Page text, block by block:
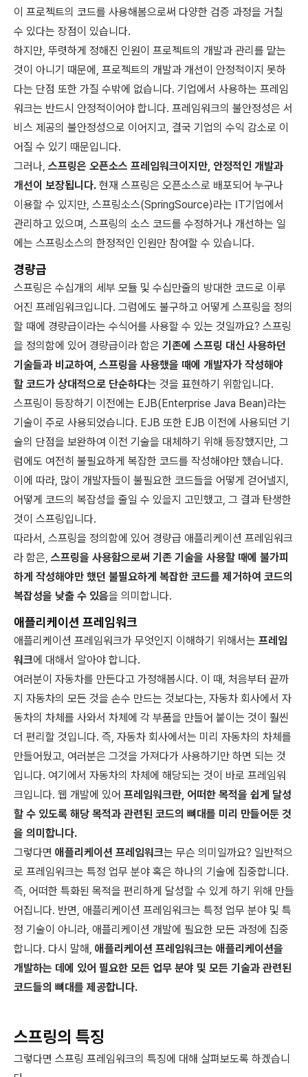
이 프로젝트의 코드를 사용해봄으로써 다양한 검증 과정을 거칠
수 있다는 장점이 있습니다.
하지만, 뚜렷하게 정해진 인원이 프로젝트의 개발과 관리를 맡는
것이 아니기 때문에, 프로젝트의 개발과 개선이 안정적이지 못하
다는 단점 또한 가질 수밖에 없습니다. 기업에서 사용하는 프레임
워크는 반드시 안정적이어야 합니다. 프레임워크의 불안정성은 서
비스 제공의 불안정성으로 이어지고, 결국 기업의 수익 감소로 이
어질 수 있기 때문입니다.
그러나, 스프링은 오픈소스 프레임워크이지만, 안정적인 개발과
개선이 보장됩니다. 현재 스프링은 오픈소스로 배포되어 누구나
이용할 수 있지만, 스프링소스(SpringSource)라는 IT기업에서
관리하고 있으며, 스프링의 소스 코드를 수정하거나 개선하는 일
에는 스프링소스의 한정적인 인원만 참여할 수 있습니다.
경량급
스프링은 수십개의 세부 모듈 및 수십만줄의 방대한 코드로 이루
어진 프레임워크입니다. 그럼에도 불구하고 어떻게 스프링을 정의
할 때에 경량급이라는 수식어를 사용할 수 있는 것일까요? 스프링
을 정의함에 있어 경량급이라 함은 기존에 스프링 대신 사용하던
기술들과 비교하여, 스프링을 사용했을 때에 개발자가 작성해야
할 코드가 상대적으로 단순하다는 것을 표현하기 위함입니다.
스프링이 등장하기 이전에는 EJB(Enterprise Java Bean)라는
기술이 주로 사용되었습니다. EJB 또한 EJB 이전에 사용되던 기
술의 단점을 보완하여 이전 기술을 대체하기 위해 등장했지만, 그
럼에도 여전히 불필요하게 복잡한 코드를 작성해야만 했습니다.
이에 따라, 많이 개발자들이 불필요한 코드들을 어떻게 걷어낼지,
어떻게 코드의 복잡성을 줄일 수 있을지 고민했고, 그 결과 탄생한
것이 스프링입니다.
따라서, 스프링을 정의함에 있어 경량급 애플리케이션 프레임워크
라 함은, 스프링을 사용함으로써 기존 기술을 사용할 때에 불가피
하게 작성해야만 했던 불필요하게 복잡한 코드를 제거하여 코드의
복잡성을 낮출 수 있음을 의미합니다.
애플리케이션 프레임워크
애플리케이션 프레임워크가 무엇인지 이해하기 위해서는 프레임
워크에 대해서 알아야 합니다.
여러분이 자동차를 만든다고 가정해봅시다. 이 때, 처음부터 끝까
지 자동차의 모든 것을 손수 만드는 것보다는, 자동차 회사에서 자
동차의 차체를 사와서 차체에 각 부품을 만들어 붙이는 것이 훨씬
더 편리할 것입니다. 즉, 자동차 회사에서는 미리 자동차의 차체를
만들어뒀고, 여러분은 그것을 가져다가 사용하기만 하면 되는 것
입니다. 여기에서 자동차의 차체에 해당되는 것이 바로 프레임워
크입니다. 웹 개발에 있어 프레임워크란, 어떠한 목적을 쉽게 달성
할 수 있도록 해당 목적과 관련된 코드의 뼈대를 미리 만들어둔 것
을 의미합니다.
그렇다면 애플리케이션 프레임워크는 무슨 의미일까요? 일반적으
로 프레임워크는 특정 업무 분야 혹은 하나의 기술에 집중합니다.
즉, 어떠한 특화된 목적을 편리하게 달성할 수 있게 하기 위해 만들
어집니다. 반면, 애플리케이션 프레임워크는 특정 업무 분야 및 특
정 기술이 아니라, 애플리케이션 개발에 필요한 모든 과정에 집중
합니다. 다시 말해, 애플리케이션 프레임워크는 애플리케이션을
개발하는 데에 있어 필요한 모든 업무 분야 및 모든 기술과 관련된
코드들의 뼈대를 제공합니다.
스프링의 특징
그렇다면 스프링 프레임워크의 특징에 대해 살펴보도록 하겠습니